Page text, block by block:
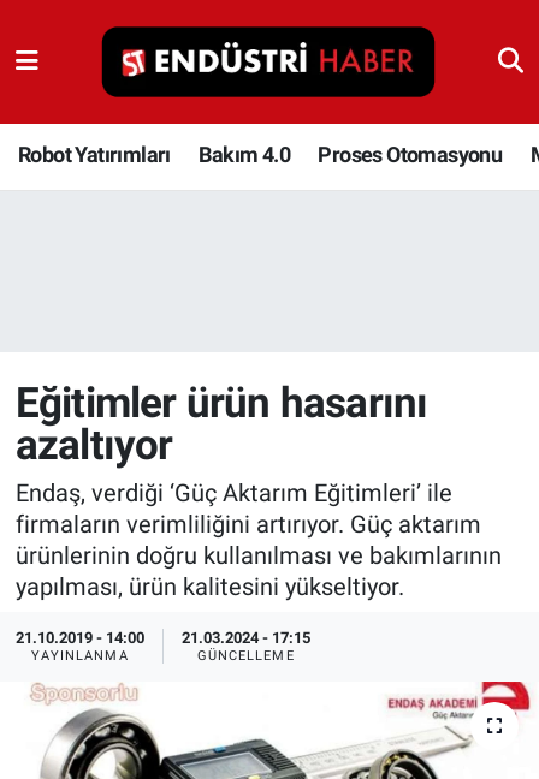
Robot Yatırımları Bakım 4.0 Proses Otomasyonu
Eğitimler ürün hasarını
azaltıyor
Endaş, verdiği ‘Güç Aktarım Eğitimleri’ ile
firmaların verimliliğini artırıyor. Güç aktarım
ürünlerinin doğru kullanılması ve bakımlarının
yapılması, ürün kalitesini yükseltiyor.
21.10.2019 - 14:00
YAYINLANMA
21.03.2024 - 17:15
GÜNCELLEME
Robot Yatırımları
Bakım 4.0
Depolama Çözümleri
İnşaat ve Malzeme
HaberOrtak
EndüstriST
Enerjisini Üreten Fabrikalar
Endüstri 4.0 Uygulamaları
Ağır Sanayi Çözümleri